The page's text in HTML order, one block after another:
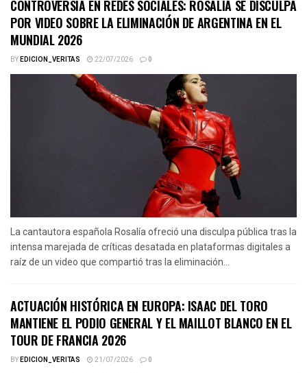
CONTROVERSIA EN REDES SOCIALES: ROSALÍA SE DISCULPA
POR VIDEO SOBRE LA ELIMINACIÓN DE ARGENTINA EN EL
MUNDIAL 2026
BYEDICION_VERITAS 22/07/2026 0
La cantautora española Rosalía ofreció una disculpa pública tras la
intensa marejada de críticas desatada en plataformas digitales a
raíz de un video que compartió tras la eliminación...
ACTUACIÓN HISTÓRICA EN EUROPA: ISAAC DEL TORO
MANTIENE EL PODIO GENERAL Y EL MAILLOT BLANCO EN EL
TOUR DE FRANCIA 2026
BYEDICION_VERITAS 21/07/2026 0